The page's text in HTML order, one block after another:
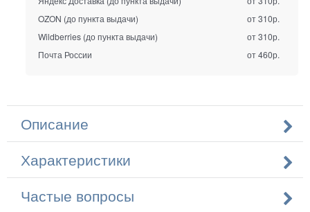
OZON (до пункта выдачи)
от 310р.
Wildberries (до пункта выдачи)
от 310р.
Почта России
от 460р.
Описание
Характеристики
Частые вопросы